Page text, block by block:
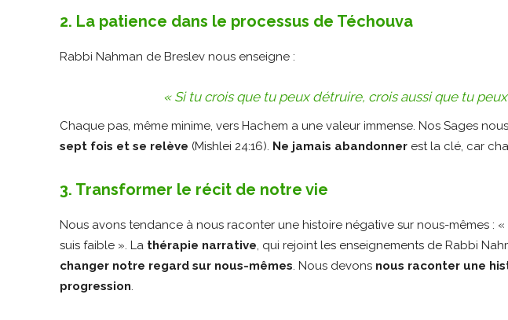
2. La patience dans le processus de Téchouva
Rabbi Nahman de Breslev nous enseigne :
« Si tu crois que tu peux détruire, crois aussi que tu
Chaque pas, même minime, vers Hachem a une valeur immense. Nos Sages
sept fois et se relève (Mishlei 24:16). Ne jamais abandonner est la clé, car
3. Transformer le récit de notre vie
Nous avons tendance à nous raconter une histoire négative sur nous-mêmes : «
suis faible ». La thérapie narrative, qui rejoint les enseignements de Rabbi
changer notre regard sur nous-mêmes. Nous devons nous raconter une
progression.